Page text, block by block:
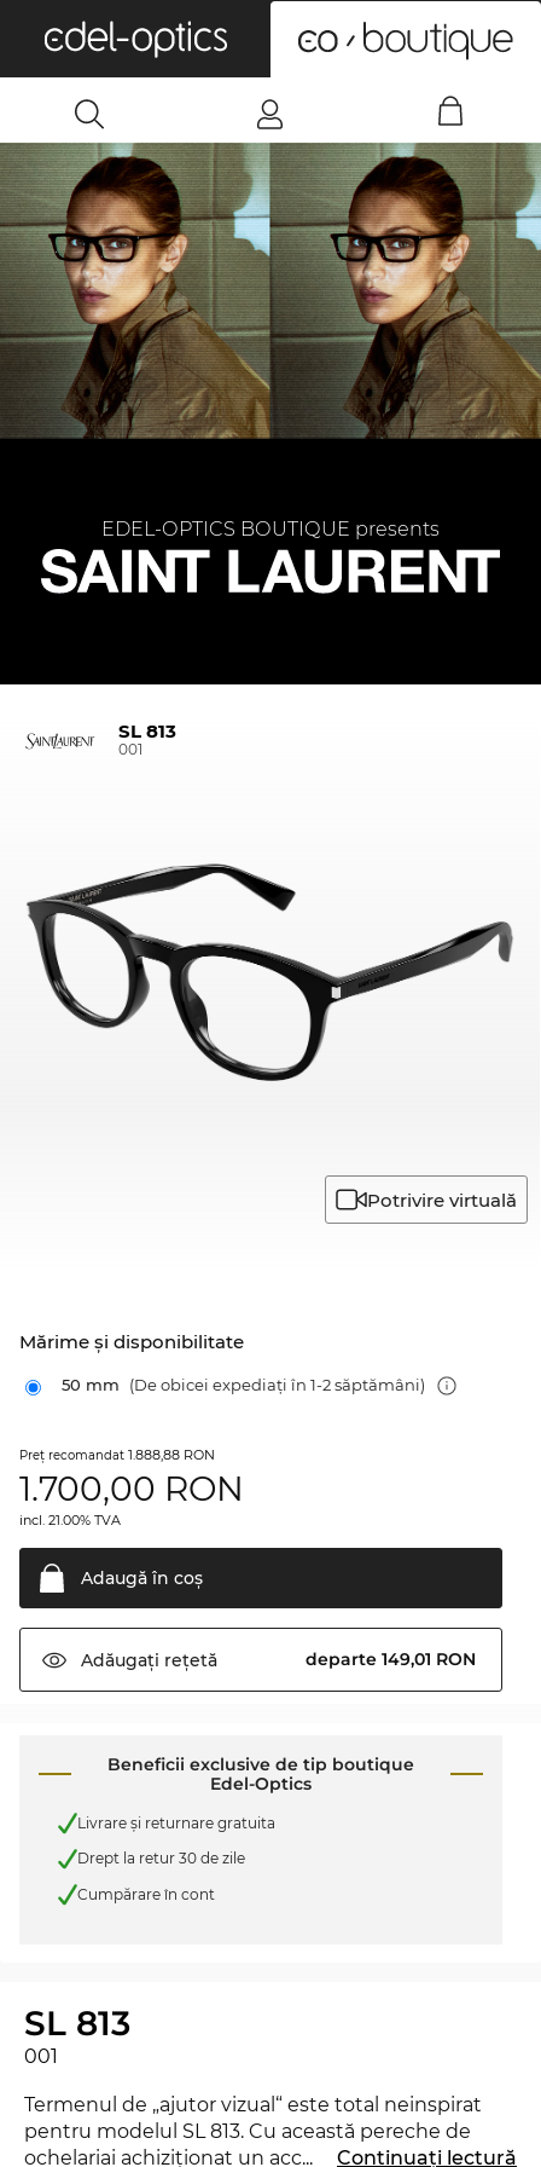
EDEL-OPTICS BOUTIQUE presents
SL 813
001
Potrivire virtuală
Mărime şi disponibilitate
50 mm (De obicei expediați în 1-2 săptămâni)
Preţ recomandat 1.888,88 RON
1.700,00 RON
incl. 21.00% TVA
Adaugă în coş
Adăugați rețetă departe 149,01 RON
Beneficii exclusive de tip boutique
Edel-Optics
Livrare şi returnare gratuita
Drept la retur 30 de zile
Cumpărare în cont
SL 813
001
Termenul de „ajutor vizual“ este total neinspirat
pentru modelul SL 813. Cu această pereche de
ochelariai achiziţionat un accesoriu, care iţi va
... Continuați lectură